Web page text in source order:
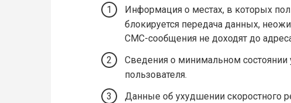
Информация о местах, в которых
блокируется передача данных,
СМС-сообщения не доходят до
Сведения о минимальном состоянии
пользователя.
Данные об ухудшении скоростного